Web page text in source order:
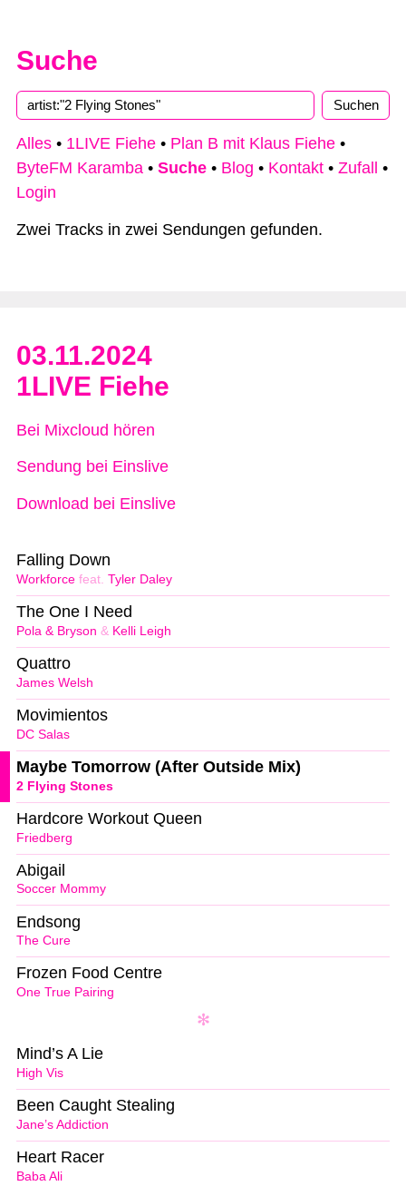
Suche
Alles • 1LIVE Fiehe • Plan B mit Klaus Fiehe •
ByteFM Karamba • Suche • Blog • Kontakt • Zufall
•
Login
Zwei Tracks in zwei Sendungen gefunden.
03.11.2024
1LIVE Fiehe
Bei Mixcloud hören
Sendung bei Einslive
Download bei Einslive
Workforce feat. Tyler Daley
Falling Down
Pola & Bryson & Kelli Leigh
The One I Need
James Welsh
Quattro
DC Salas
Movimientos
2 Flying Stones
Maybe Tomorrow (After Outside Mix)
Friedberg
Hardcore Workout Queen
Soccer Mommy
Abigail
The Cure
Endsong
One True Pairing
Frozen Food Centre
High Vis
Mind’s A Lie
Jane’s Addiction
Been Caught Stealing
Baba Ali
Heart Racer